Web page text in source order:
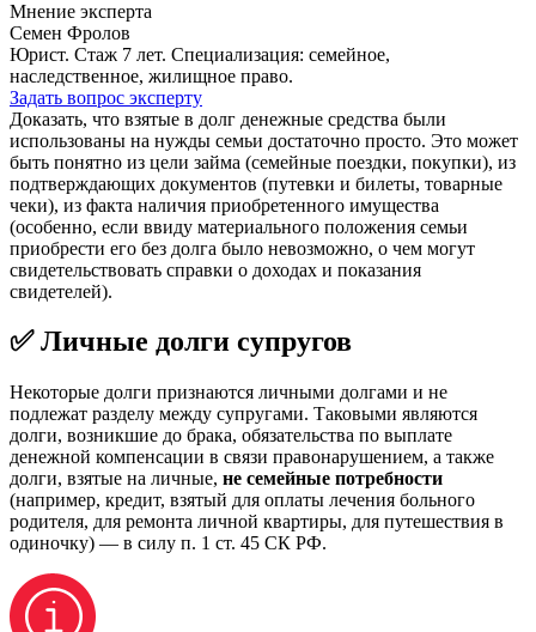
Мнение эксперта
Семен Фролов
Юрист. Стаж 7 лет. Специализация: семейное,
наследственное, жилищное право.
Задать вопрос эксперту
Доказать, что взятые в долг денежные средства были
использованы на нужды семьи достаточно просто. Это может
быть понятно из цели займа (семейные поездки, покупки), из
подтверждающих документов (путевки и билеты, товарные
чеки), из факта наличия приобретенного имущества
(особенно, если ввиду материального положения семьи
приобрести его без долга было невозможно, о чем могут
свидетельствовать справки о доходах и показания
свидетелей).
✅ Личные долги супругов
Некоторые долги признаются личными долгами и не
подлежат разделу между супругами. Таковыми являются
долги, возникшие до брака, обязательства по выплате
денежной компенсации в связи правонарушением, а также
долги, взятые на личные, не семейные потребности
(например, кредит, взятый для оплаты лечения больного
родителя, для ремонта личной квартиры, для путешествия в
одиночку) — в силу п. 1 ст. 45 СК РФ.